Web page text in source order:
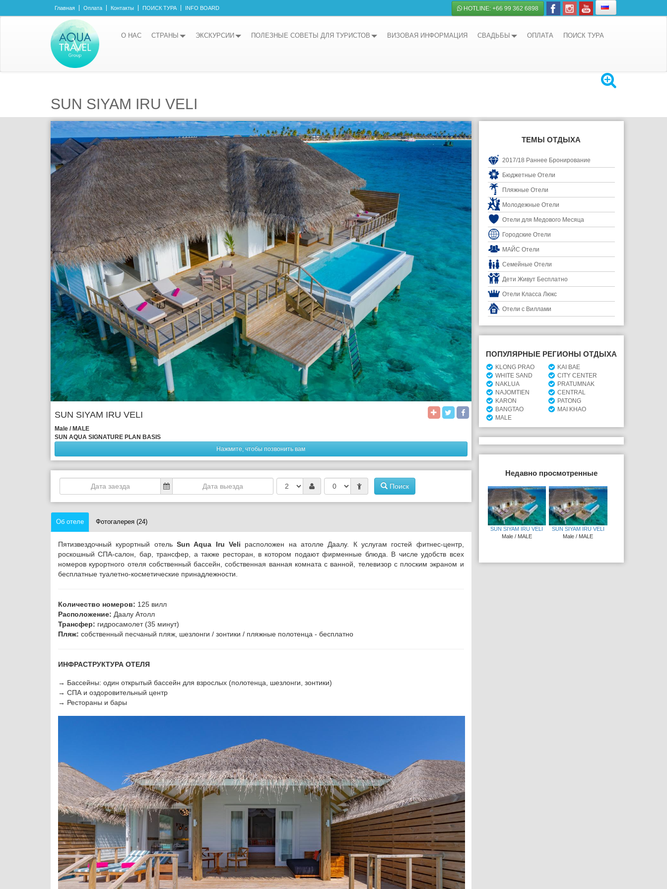
Главная Оплата Контакты ПОИСК ТУРА INFO BOARD HOTLINE: +66 99 362 6898
О НАС СТРАНЫ ЭКСКУРСИИ ПОЛЕЗНЫЕ СОВЕТЫ ДЛЯ ТУРИСТОВ ВИЗОВАЯ ИНФОРМАЦИЯ СВАДЬБЫ ОПЛАТА ПОИСК ТУРА
SUN SIYAM IRU VELI
SUN SIYAM IRU VELI
Male / MALE
SUN AQUA SIGNATURE PLAN BASIS
Нажмите, чтобы позвонить вам
Поиск
Об отеле Фотогалерея (24)
Пятизвездочный курортный отель Sun Aqua Iru Veli расположен на атолле Даалу. К услугам гостей фитнес-центр,
роскошный СПА-салон, бар, трансфер, а также ресторан, в котором подают фирменные блюда. В числе удобств всех
номеров курортного отеля собственный бассейн, собственная ванная комната с ванной, телевизор с плоским экраном и
бесплатные туалетно-косметические принадлежности.
Количество номеров: 125 вилл
Расположение: Даалу Атолл
Трансфер: гидросамолет (35 минут)
Пляж: собственный песчаный пляж, шезлонги / зонтики / пляжные полотенца - бесплатно
ИНФРАСТРУКТУРА ОТЕЛЯ
→ Бассейны: один открытый бассейн для взрослых (полотенца, шезлонги, зонтики)
→ СПА и оздоровительный центр
→ Рестораны и бары
ТЕМЫ ОТДЫХА
2017/18 Раннее Бронирование
Бюджетные Отели
Пляжные Отели
Молодежные Отели
Отели для Медового Месяца
Городские Отели
МАЙС Отели
Семейные Отели
Дети Живут Бесплатно
Отели Класса Люкс
Отели с Виллами
ПОПУЛЯРНЫЕ РЕГИОНЫ ОТДЫХА
KLONG PRAO
KAI BAE
WHITE SAND
CITY CENTER
NAKLUA
PRATUMNAK
NAJOMTIEN
CENTRAL
KARON
PATONG
BANGTAO
MAI KHAO
MALE
Недавно просмотренные
SUN SIYAM IRU VELI
Male / MALE
SUN SIYAM IRU VELI
Male / MALE